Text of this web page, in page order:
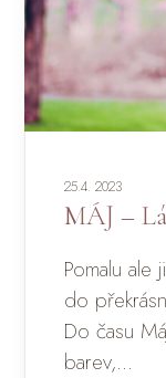
25.4. 2023
MÁJ –
Pomalu ale
do
Do času
barev,...